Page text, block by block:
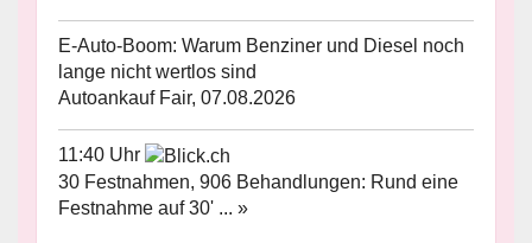
E-Auto-Boom: Warum Benziner und Diesel noch
lange nicht wertlos sind
Autoankauf Fair, 07.08.2026
11:40 Uhr
30 Festnahmen, 906 Behandlungen: Rund eine
Festnahme auf 30' ... »